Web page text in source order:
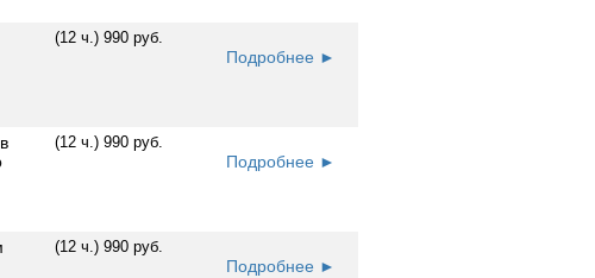
(12 ч.) 990 руб.
Подробнее ►
(12 ч.) 990 руб.
Подробнее ►
(12 ч.) 990 руб.
Подробнее ►